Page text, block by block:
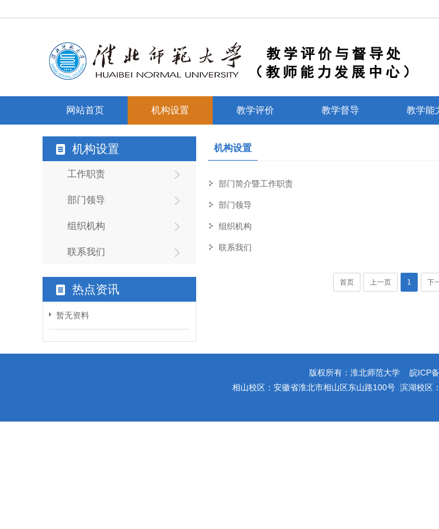
网站首页 机构设置 教学评价 教学督导 教学能
机构设置
工作职责
部门领导
组织机构
联系我们
热点资讯
暂无资料
机构设置
部门简介暨工作职责
部门领导
组织机构
联系我们
首页 上一页 1 下
版权所有：淮北师范大学 皖ICP
相山校区：安徽省淮北市相山区东山路100号 滨湖校区